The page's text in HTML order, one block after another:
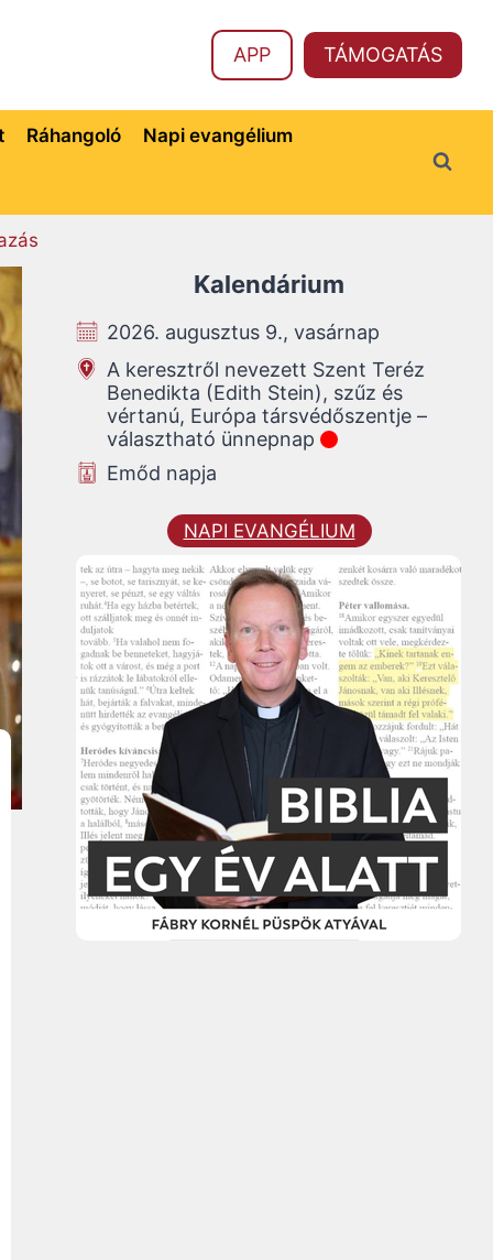
APP TÁMOGATÁS
Ráhangoló Napi evangélium
Kalendárium
2026. augusztus 9., vasárnap
A keresztről nevezett Szent Teréz
Benedikta (Edith Stein), szűz és
vértanú, Európa társvédőszentje –
választható ünnepnap
Emőd napja
NAPI EVANGÉLIUM